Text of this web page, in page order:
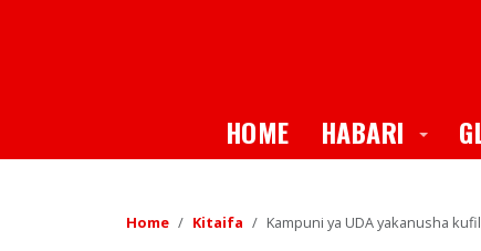
HOME HABARI
Home Kitaifa Kampuni ya UDA yakanusha